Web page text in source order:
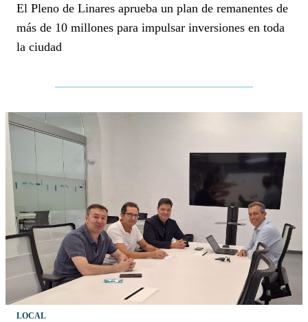
El Pleno de Linares aprueba un plan de remanentes de
más de 10 millones para impulsar inversiones en toda
la ciudad
LOCAL